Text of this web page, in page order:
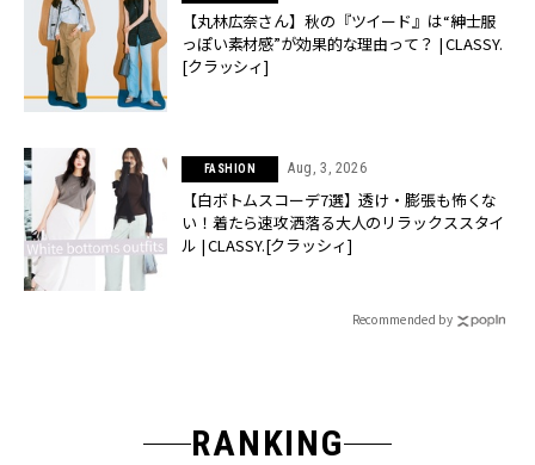
【丸林広奈さん】秋の『ツイード』は“紳士服
っぽい素材感”が効果的な理由って？ | CLASSY.
[クラッシィ]
FASHION Aug, 3, 2026
【白ボトムスコーデ7選】透け・膨張も怖くな
い！着たら速攻洒落る大人のリラックススタイ
ル | CLASSY.[クラッシィ]
Recommended by
RANKING